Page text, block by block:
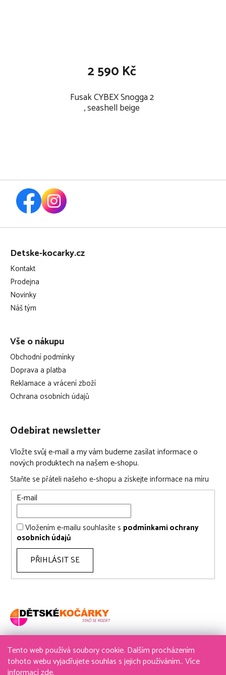
Tento web používá soubory cookie. Dalším procházením
tohoto webu vyjadřujete souhlas s jejich používáním.. Více
Fusak CYBEX Snogga 2
, seashell beige
2 590 Kč
Z
Detske-kocarky.cz
Kontakt
Prodejna
Novinky
Náš tým
Vše o nákupu
Obchodní podmínky
Doprava a platba
Reklamace a vrácení zboží
Ochrana osobních údajů
Odebírat newsletter
Vložte svůj e-mail a my vám budeme zasílat informace o
nových produktech na našem e-shopu.
Staňte se přáteli našeho e-shopu a získejte informace na míru
E-mail
Vložením e-mailu souhlasíte s podmínkami ochrany
osobních údajů
PŘIHLÁSIT SE
736 611 204